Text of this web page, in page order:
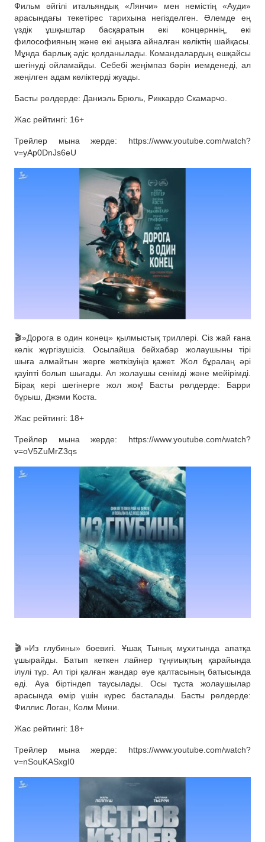
Фильм әйгілі итальяндық «Лянчи» мен немістің «Ауди»
арасындағы текетірес тарихына негізделген. Әлемде ең
үздік ұшқыштар басқаратын екі концерннің, екі
философияның және екі аңызға айналған көліктің шайқасы.
Мұнда барлық әдіс қолданылады. Командалардың ешқайсы
шегінуді ойламайды. Себебі жеңімпаз бәрін иемденеді, ал
жеңілген адам көліктерді жуады.
Басты рөлдерде: Даниэль Брюль, Риккардо Скамарчо.
Жас рейтингі: 16+
Трейлер мына жерде: https://www.youtube.com/watch?
v=yAp0DnJs6eU
🎬»Дорога в один конец» қылмыстық триллері. Сіз жай ғана
көлік жүргізушісіз. Осылайша бейхабар жолаушыны тірі
шыға алмайтын жерге жеткізуіңіз қажет. Жол бұралаң әрі
қауіпті болып шығады. Ал жолаушы сенімді және мейірімді.
Бірақ кері шегінерге жол жоқ! Басты рөлдерде: Барри
бұрыш, Джэми Коста.
Жас рейтингі: 18+
Трейлер мына жерде: https://www.youtube.com/watch?
v=oV5ZuMrZ3qs
🎬»Из глубины» боевигі. Ұшақ Тынық мұхитында апатқа
ұшырайды. Батып кеткен лайнер тұңғиықтың қарайында
ілулі тұр. Ал тірі қалған жандар әуе қалтасының батысында
еді. Ауа біртіндеп таусылады. Осы тұста жолаушылар
арасында өмір үшін күрес басталады. Басты рөлдерде:
Филлис Логан, Колм Мини.
Жас рейтингі: 18+
Трейлер мына жерде: https://www.youtube.com/watch?
v=nSouKASxgI0